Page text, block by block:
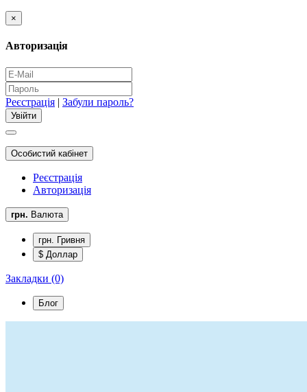
×
Авторизація
Реєстрація | Забули пароль?
Особистий кабінет
Реєстрація
Авторизація
грн. Валюта
грн. Гривня
$ Доллар
Закладки (0)
Блог